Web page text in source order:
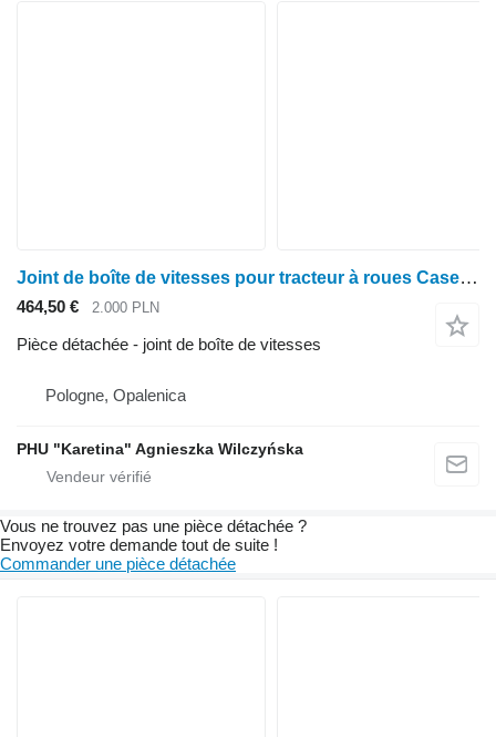
Joint de boîte de vitesses pour tracteur à roues Case IH Case 5120 5130 5140 5150 5250
464,50 € 2.000 PLN
Pièce détachée - joint de boîte de vitesses
Pologne, Opalenica
PHU "Karetina" Agnieszka Wilczyńska
Vous ne trouvez pas une pièce détachée ?
Envoyez votre demande tout de suite !
Commander une pièce détachée